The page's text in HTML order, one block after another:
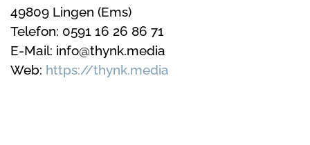
49809 Lingen (Ems)
Telefon: 0591 16 26 86 71
E-Mail: info@thynk.media
Web: https://thynk.media